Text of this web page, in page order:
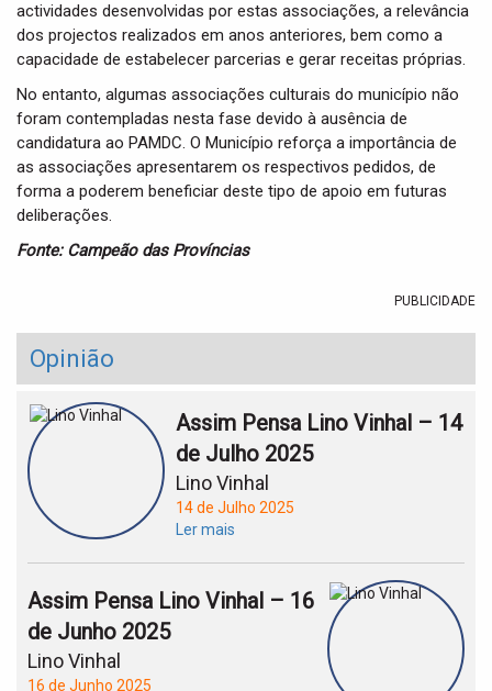
actividades desenvolvidas por estas associações, a relevância
dos projectos realizados em anos anteriores, bem como a
capacidade de estabelecer parcerias e gerar receitas próprias.
No entanto, algumas associações culturais do município não
foram contempladas nesta fase devido à ausência de
candidatura ao PAMDC. O Município reforça a importância de
as associações apresentarem os respectivos pedidos, de
forma a poderem beneficiar deste tipo de apoio em futuras
deliberações.
Fonte: Campeão das Províncias
PUBLICIDADE
Opinião
Assim Pensa Lino Vinhal – 14
de Julho 2025
Lino Vinhal
14 de Julho 2025
Ler mais
Assim Pensa Lino Vinhal – 16
de Junho 2025
Lino Vinhal
16 de Junho 2025